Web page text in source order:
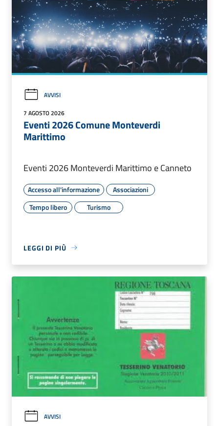
AVVISI
7 AGOSTO 2026
Eventi 2026 Comune Monteverdi
Marittimo
Eventi 2026 Monteverdi Marittimo e Canneto
Accesso all'informazione
Associazioni
Tempo libero
Turismo
LEGGI DI PIÙ
AVVISI